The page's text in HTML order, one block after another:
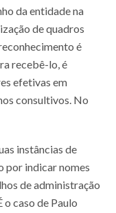
da entidade na
de quadros
é
recebê-lo, é
efetivas em
consultivos. No
instâncias de
por indicar nomes
de administração
o caso de Paulo